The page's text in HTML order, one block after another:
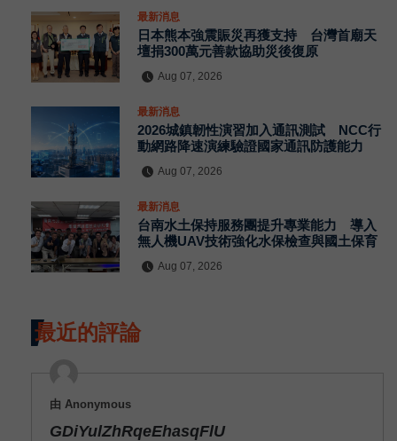
最新消息
日本熊本強震賑災再獲支持 台灣首廟天
壇捐300萬元善款協助災後復原
Aug 07, 2026
最新消息
2026城鎮韌性演習加入通訊測試 NCC行
動網路降速演練驗證國家通訊防護能力
Aug 07, 2026
最新消息
台南水土保持服務團提升專業能力 導入
無人機UAV技術強化水保檢查與國土保育
Aug 07, 2026
最近的評論
由 Anonymous
GDiYulZhRqeEhasqFlU